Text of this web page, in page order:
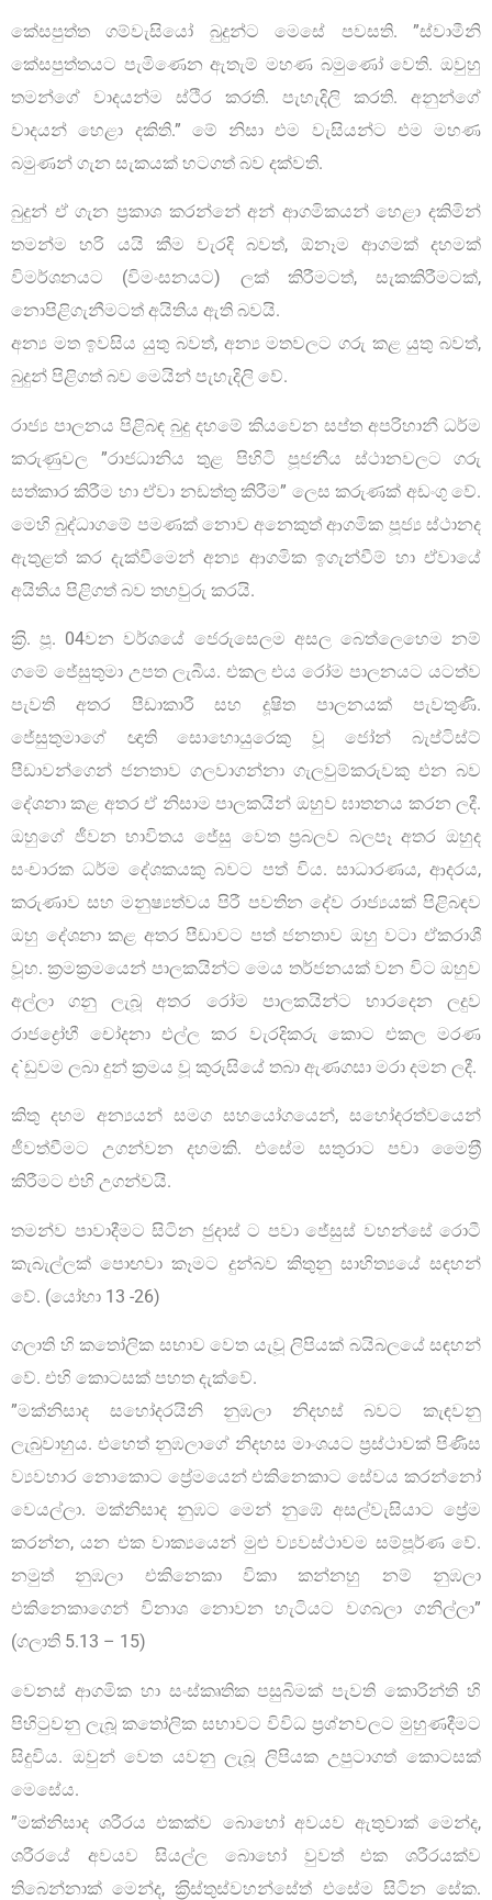
කේසපුත්ත ගම්වැසියෝ බුදුන්ට මෙසේ පවසති. ”ස්වාමීනි
කේසපුත්තයට පැමිණෙන ඇතැම් මහණ බමුණෝ වෙති. ඔවුහු
තමන්ගේ වාදයන්ම ස්ථිර කරති. පැහැදිලි කරති. අනුන්ගේ
වාදයන් හෙළා දකිති.” මේ නිසා එම වැසියන්ට එම මහණ
බමුණන් ගැන සැකයක් හටගත් බව දක්වති.
බුදුන් ඒ ගැන ප‍්‍රකාශ කරන්නේ අන් ආගමිකයන් හෙළා දකිමින්
තමන්ම හරි යයි කීම වැරදි බවත්, ඕනෑම ආගමක් දහමක්
විමර්ශනයට (විමංසනයට) ලක් කිරීමටත්, සැකකිරීමටක්,
නොපිළිගැනීමටත් අයිතිය ඇති බවයි.
අන්‍ය මත ඉවසිය යුතු බවත්, අන්‍ය මතවලට ගරු කළ යුතු බවත්,
බුදුන් පිළිගත් බව මෙයින් පැහැදිලි වේ.
රාජ්‍ය පාලනය පිළිබඳ බුදු දහමේ කියවෙන සප්ත අපරිහානී ධර්ම
කරුණුවල ”රාජධානිය තුළ පිහිටි පූජනීය ස්ථානවලට ගරු
සත්කාර කිරීම හා ඒවා නඩත්තු කිරීම” ලෙස කරුණක් අඩංගු වේ.
මෙහි බුද්ධාගමේ පමණක් නොව අනෙකුත් ආගමික පූජ්‍ය ස්ථානද
ඇතුළත් කර දැක්වීමෙන් අන්‍ය ආගමික ඉගැන්වීම් හා ඒවායේ
අයිතිය පිළිගත් බව තහවුරු කරයි.
ක‍්‍රි. පූ. 04වන වර්ශයේ ජෙරුසෙලම අසල බෙත්ලෙහෙම නම්
ගමේ ජේසුතුමා උපත ලැබීය. එකල එය රෝම පාලනයට යටත්ව
පැවති අතර පීඩාකාරී සහ දූෂිත පාලනයක් පැවතුණි.
ජේසුතුමාගේ ඥාති සොහොයුරෙකු වූ ජෝන් බැප්ටිස්ට්
පීඩාවන්ගෙන් ජනතාව ගලවාගන්නා ගැලවුම්කරුවකු එන බව
දේශනා කළ අතර ඒ නිසාම පාලකයින් ඔහුව ඝාතනය කරන ලදී.
ඔහුගේ ජීවන භාවිතය ජේසු වෙත ප‍්‍රබලව බලපෑ අතර ඔහුද
සංචාරක ධර්ම දේශකයකු බවට පත් විය. සාධාරණය, ආදරය,
කරුණාව සහ මනුෂ්‍යත්වය පිරී පවතින දේව රාජ්‍යයක් පිළිබඳව
ඔහු දේශනා කළ අතර පීඩාවට පත් ජනතාව ඔහු වටා ඒකරාශී
වූහ. ක‍්‍රමක‍්‍රමයෙන් පාලකයින්ට මෙය තර්ජනයක් වන විට ඔහුව
අල්ලා ගනු ලැබූ අතර රෝම පාලකයින්ට භාරදෙන ලදුව
රාජද්‍රෝහී චෝදනා එල්ල කර වැරදිකරු කොට එකල මරණ
ද`ඩුවම ලබා දුන් ක‍්‍රමය වූ කුරුසියේ තබා ඇණගසා මරා දමන ලදී.
කිතු දහම අන්‍යයන් සමග සහයෝගයෙන්, සහෝදරත්වයෙන්
ජීවත්වීමට උගන්වන දහමකි. එසේම සතුරාට පවා මෛත‍්‍රී
කිරීමට එහි උගන්වයි.
තමන්ව පාවාදීමට සිටින ජුදාස් ට පවා ජේසුස් වහන්සේ රොටී
කැබැල්ලක් පොඟවා කෑමට දුන්බව කිතුනු සාහිත්‍යයේ සඳහන්
වේ. (යෝහා 13 -26)
ගලාති හි කතෝලික සභාව වෙත යැවූ ලිපියක් බයිබලයේ සඳහන්
වේ. එහි කොටසක් පහත දැක්වේ.
”මක්නිසාද සහෝදරයිනි නුඹලා නිදහස් බවට කැඳවනු
ලැබුවාහුය. එහෙත් නුඹලාගේ නිදහස මාංශයට ප‍්‍රස්ථාවක් පිණිස
ව්‍යවහාර නොකොට ප්‍රේමයෙන් එකිනෙකාට සේවය කරන්නෝ
වෙයල්ලා. මක්නිසාද නුඹට මෙන් නුඹේ අසල්වැසියාට ප්‍රේම
කරන්න, යන එක වාක්‍යයෙන් මුළු ව්‍යවස්ථාවම සම්පූර්ණ වේ.
නමුත් නුඹලා එකිනෙකා විකා කන්නහු නම් නුඹලා
එකිනෙකාගෙන් විනාශ නොවන හැටියට වගබලා ගනිල්ලා”
(ගලාති 5.13 – 15)
වෙනස් ආගමික හා සංස්කෘතික පසුබිමක් පැවති කොරින්ති හි
පිහිටුවනු ලැබූ කතෝලික සභාවට විවිධ ප‍්‍රශ්නවලට මුහුණදීමට
සිදුවිය. ඔවුන් වෙත යවනු ලැබූ ලිපියක උපුටාගත් කොටසක්
මෙසේය.
”මක්නිසාද ශරීරය එකක්ව බොහෝ අවයව ඇතුවාක් මෙන්ද,
ශරීරයේ අවයව සියල්ල බොහෝ වුවත් එක ශරීරයක්ව
තිබෙන්නාක් මෙන්ද, ක‍්‍රිස්තුස්වහන්සේත් එසේම සිටින සේක.